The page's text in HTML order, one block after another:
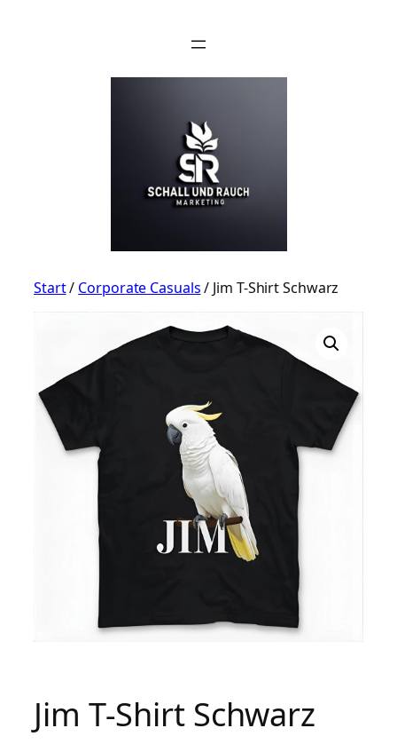
Start/ Corporate Casuals/ Jim T-Shirt Schwarz
Jim T-Shirt Schwarz